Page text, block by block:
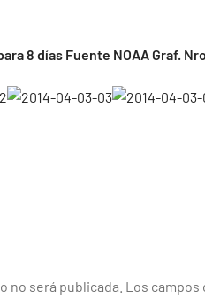
8 días Fuente NOAA Graf.
no será publicada. Los